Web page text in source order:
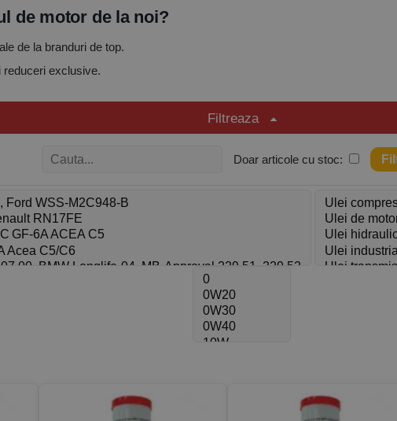
de motor de la noi?
de la branduri de top.
exclusive.
autoturismului tău, avem soluții adaptate. Printre cele mai populare
motoare moderne, oferind protecție maximă și eficiență.
opțiune echilibrată pentru performanță și cost.
motoarele mai vechi.
motor online, simplu și rapid
noi! Platforma noastră este intuitivă și ușor de utilizat, astfel încât să poți
produsul perfect pentru nevoile tale.
în alte locuri. Comandă acum și bucură-te de cele mai bune uleiuri de
Filtreaza
Doar articole cu stoc: